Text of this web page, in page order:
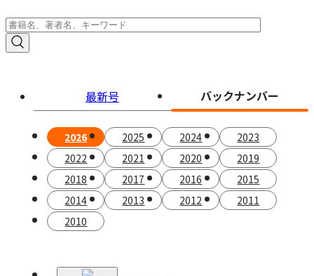
最新号 バックナンバー
2026 2025 2024
2023
2022
2021 2020
2019
2018
2017 2016
2015
2014
2013 2012
2011
2010